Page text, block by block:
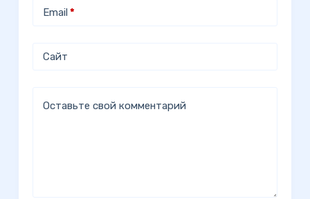
Email*
Сайт
Оставьте свой комментарий